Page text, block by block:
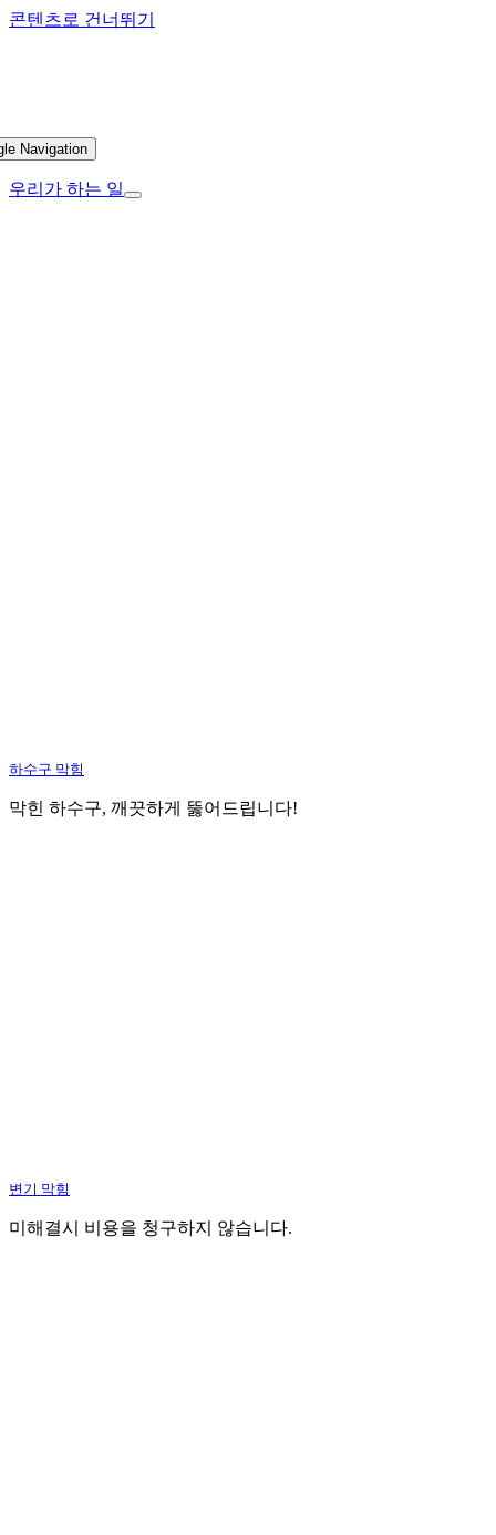
콘텐츠로 건너뛰기
Navigation
우리가 하는 일
하수구 막힘
막힌 하수구, 깨끗하게 뚫어드립니다!
변기 막힘
미해결시 비용을 청구하지 않습니다.